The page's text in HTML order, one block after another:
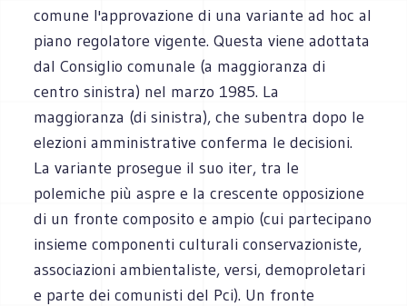
comune l'approvazione di una variante ad hoc al
piano regolatore vigente. Questa viene adottata
dal Consiglio comunale (a maggioranza di
centro sinistra) nel marzo 1985. La
maggioranza (di sinistra), che subentra dopo le
elezioni amministrative conferma le decisioni.
La variante prosegue il suo iter, tra le
polemiche più aspre e la crescente opposizione
di un fronte composito e ampio (cui partecipano
insieme componenti culturali conservazioniste,
associazioni ambientaliste, versi, demoproletari
e parte dei comunisti del Pci). Un fronte